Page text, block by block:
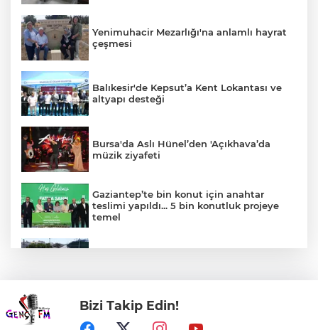
Yenimuhacir Mezarlığı'na anlamlı hayrat
çeşmesi
Balıkesir'de Kepsut’a Kent Lokantası ve
altyapı desteği
Bursa'da Aslı Hünel’den 'Açıkhava’da
müzik ziyafeti
Gaziantep’te bin konut için anahtar
teslimi yapıldı... 5 bin konutluk projeye
temel
İzmir Karabağlar'da BİO fark yarattı
Bizi Takip Edin!